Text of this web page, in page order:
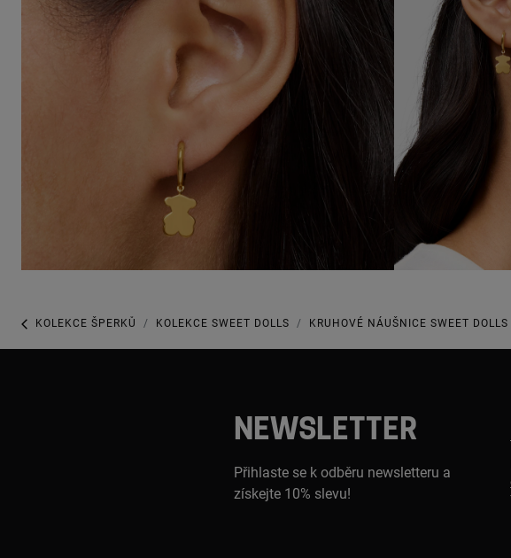
KOLEKCE ŠPERKŮ KOLEKCE SWEET DOLLS KRUHOVÉ NÁUŠNICE SWEET
NEWSLETTER
Přihlaste se k odběru newsletteru a
získejte 10% slevu!